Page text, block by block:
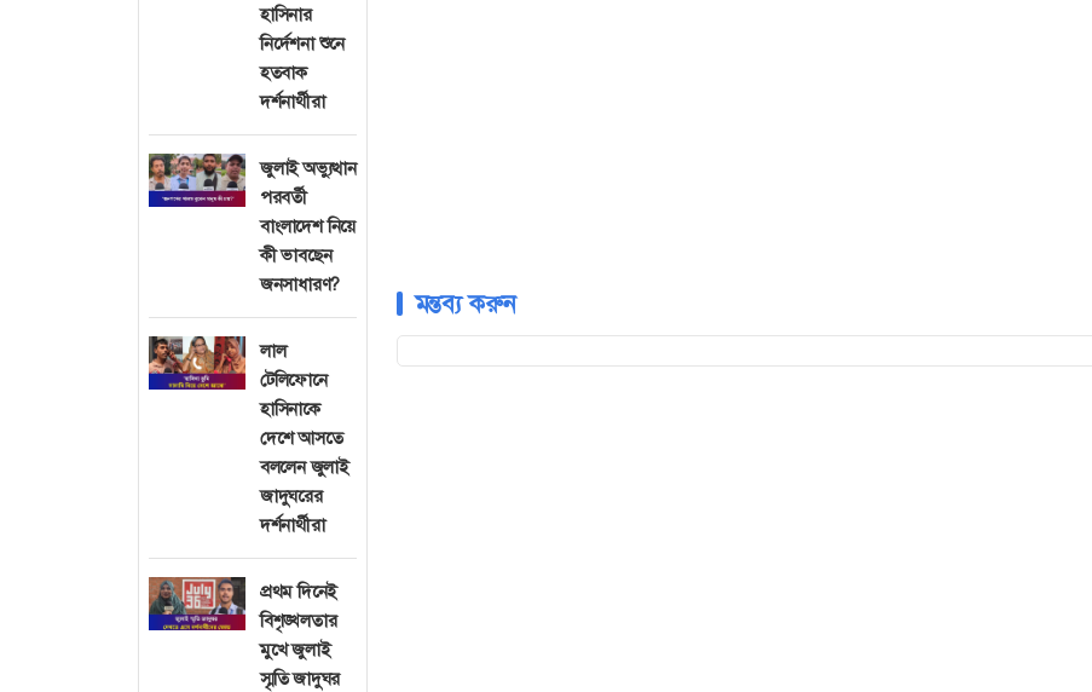
হাসিনার
নির্দেশনা শুনে
হতবাক
দর্শনার্থীরা
জুলাই অভ্যুত্থান
পরবর্তী
বাংলাদেশ নিয়ে
কী ভাবছেন
জনসাধারণ?
লাল
টেলিফোনে
হাসিনাকে
দেশে আসতে
বললেন জুলাই
জাদুঘরের
দর্শনার্থীরা
প্রথম দিনেই
বিশৃঙ্খলতার
মুখে জুলাই
স্মৃতি জাদুঘর
মন্তব্য করুন